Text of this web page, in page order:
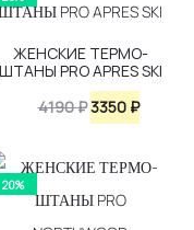
ЖЕНСКИЕ ТЕРМО-
ШТАНЫ PRO APRES SKI
4190₽
составляла
4190 ₽.
3350 ₽
3350 ₽.
20%